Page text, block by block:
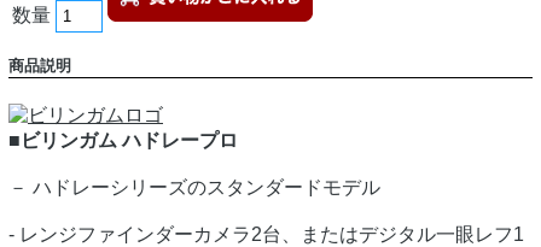
数量
商品説明
■ビリンガム ハドレープロ
－ ハドレーシリーズのスタンダードモデル
- レンジファインダーカメラ2台、またはデジタル一眼レフ1